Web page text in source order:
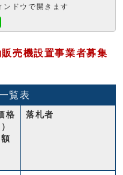
ンドウで開きます
売機設置事業者募集
覧表
格
落札者